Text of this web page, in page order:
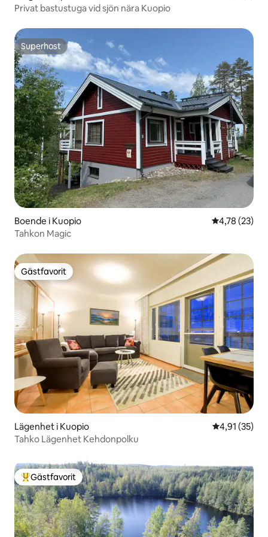
Privat bastustuga vid sjön nära Kuopio
Superhost
Superhost
Boende i Kuopio 4,78 av 5 i
4,78 (23)
Tahkon Magic
Gästfavorit
Gästfavorit
Lägenhet i Kuopio 4,91 av 5 i
4,91 (35)
Tahko Lägenhet Kehdonpolku
Populär gästfavorit
Gästfavorit